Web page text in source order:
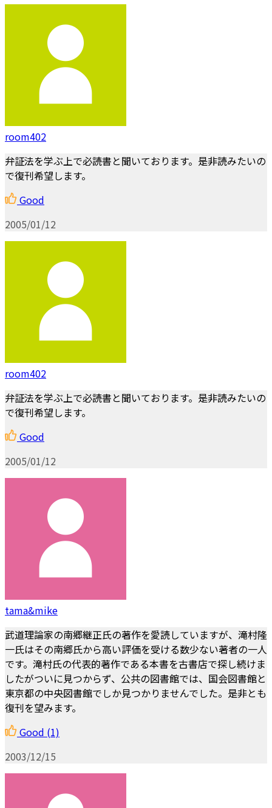
room402
弁証法を学ぶ上で必読書と聞いております。是非読みたいの
で復刊希望します。
Good
2005/01/12
room402
弁証法を学ぶ上で必読書と聞いております。是非読みたいの
で復刊希望します。
Good
2005/01/12
tama&mike
武道理論家の南郷継正氏の著作を愛読していますが、滝村隆
一氏はその南郷氏から高い評価を受ける数少ない著者の一人
です。滝村氏の代表的著作である本書を古書店で探し続けま
したがついに見つからず、公共の図書館では、国会図書館と
東京都の中央図書館でしか見つかりませんでした。是非とも
復刊を望みます。
Good (1)
2003/12/15